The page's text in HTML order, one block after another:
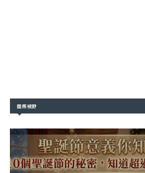
國際視野